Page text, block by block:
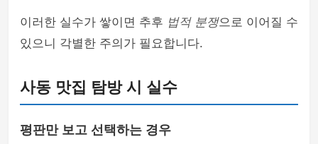
이러한 실수가 쌓이면 추후 법적 분쟁으로 이어질 수
있으니 각별한 주의가 필요합니다.
사동 맛집 탐방 시 실수
평판만 보고 선택하는 경우